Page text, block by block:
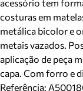
acessório tem
costuras em
metálica bicolor e
metais vazados.
aplicação de peça
capa. Com forro e
Referência: